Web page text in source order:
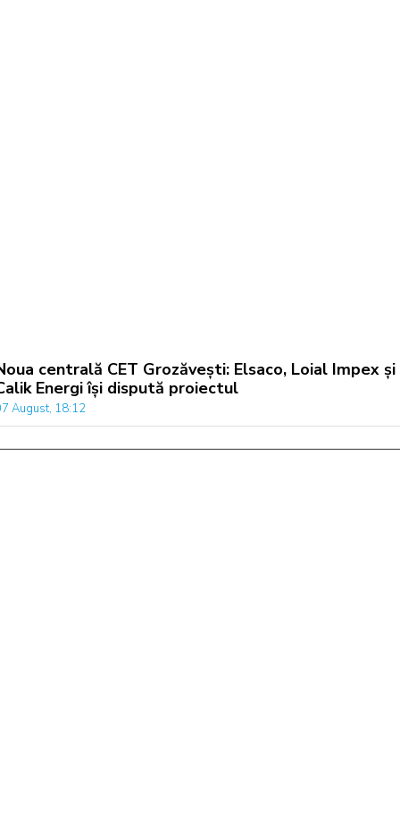
centrală CET Grozăvești: Elsaco, Loial Impex și
Energi își dispută proiectul
August, 18:12